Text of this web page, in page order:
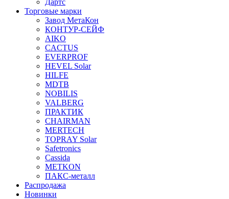
Дартс
Торговые марки
Завод МетаКон
КОНТУР-СЕЙФ
AIKO
CACTUS
EVERPROF
HEVEL Solar
HILFE
MDTB
NOBILIS
VALBERG
ПРАКТИК
CHAIRMAN
MERTECH
TOPRAY Solar
Safetronics
Cassida
METKON
ПАКС-металл
Распродажа
Новинки